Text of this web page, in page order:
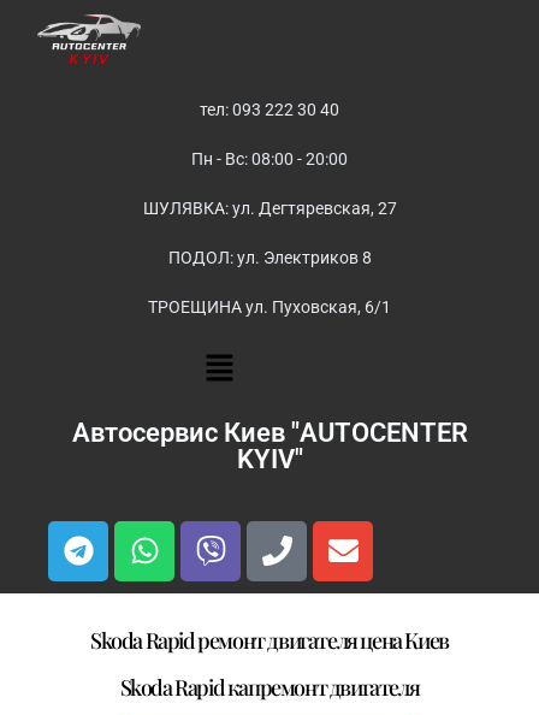
тел: 093 222 30 40
Пн - Вс: 08:00 - 20:00
ШУЛЯВКА: ул. Дегтяревская, 27
ПОДОЛ: ул. Электриков 8
ТРОЕЩИНА ул. Пуховская, 6/1
Автосервис Киев "AUTOCENTER
KYIV"
Skoda Rapid ремонт двигателя цена Киев
Skoda Rapid капремонт двигателя